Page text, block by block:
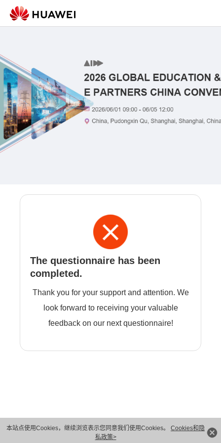
本站点使用Cookies，继续浏览表示您同意我们使用Cookies。 Cookies和隐
私政策>
The questionnaire has been
completed.
Thank you for your support and attention. We
look forward to receiving your valuable
feedback on our next questionnaire!
版权所有 © 华为技术有限公司 1998-2026。 保留一切权利。粤A2-20044005号
隐私保护
法律声明